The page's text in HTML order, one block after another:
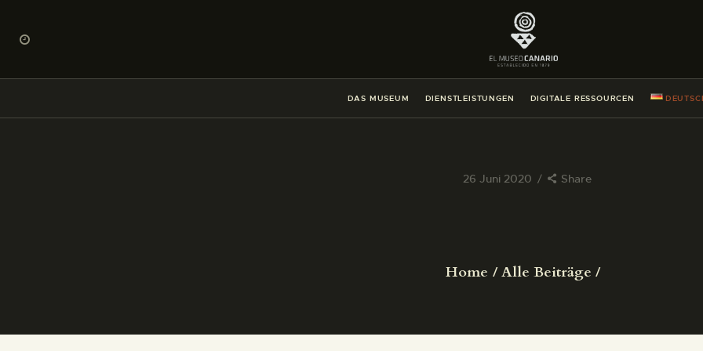
DAS MUSEUM DIENSTLEISTUNGEN DIGITALE RESSOURCEN
26 Juni 2020 Share
Home Alle Beiträge
DIENSTLEISTUNGEN
DIGITALE RESSOURCEN
DIENSTLEISTUNGEN